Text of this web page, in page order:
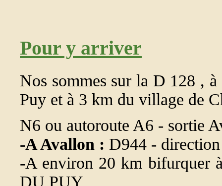
Pour y arriver
Nos sommes sur la D 128 ,
Puy et à 3 km du village de
N6 ou autoroute A6 - sortie
-A Avallon : D944 -
-A environ 20 km bifurquer
DU PUY